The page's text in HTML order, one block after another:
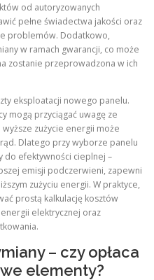
od autoryzowanych
pełne świadectwa jakości oraz
problemów. Dodatkowo,
w ramach gwarancji, co może
zostanie przeprowadzona w ich
eksploatacji nowego panelu.
mogą przyciągać uwagę ze
zużycie energii może
Dlatego przy wyborze panelu
do efektywności cieplnej –
emisji podczerwieni, zapewni
zużyciu energii. W praktyce,
prostą kalkulację kosztów
elektrycznej oraz
– czy opłaca
elementy?